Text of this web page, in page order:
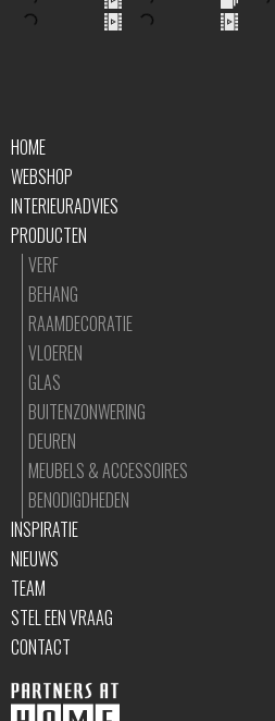
HOME
WEBSHOP
INTERIEURADVIES
PRODUCTEN
VERF
BEHANG
RAAMDECORATIE
VLOEREN
GLAS
BUITENZONWERING
DEUREN
MEUBELS & ACCESSOIRES
BENODIGDHEDEN
INSPIRATIE
NIEUWS
TEAM
STEL EEN VRAAG
CONTACT